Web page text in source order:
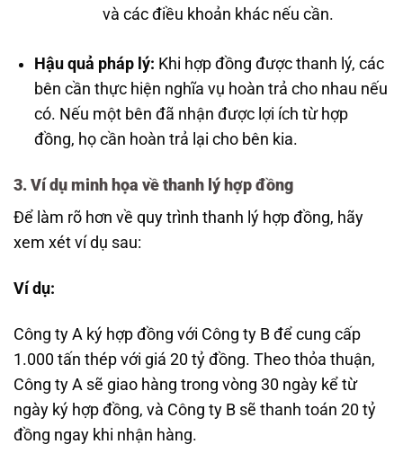
và các điều khoản khác nếu cần.
Hậu quả pháp lý: Khi hợp đồng được thanh lý, các
bên cần thực hiện nghĩa vụ hoàn trả cho nhau nếu
có. Nếu một bên đã nhận được lợi ích từ hợp
đồng, họ cần hoàn trả lại cho bên kia.
3. Ví dụ minh họa về thanh lý hợp đồng
Để làm rõ hơn về quy trình thanh lý hợp đồng, hãy
xem xét ví dụ sau:
Ví dụ:
Công ty A ký hợp đồng với Công ty B để cung cấp
1.000 tấn thép với giá 20 tỷ đồng. Theo thỏa thuận,
Công ty A sẽ giao hàng trong vòng 30 ngày kể từ
ngày ký hợp đồng, và Công ty B sẽ thanh toán 20 tỷ
đồng ngay khi nhận hàng.